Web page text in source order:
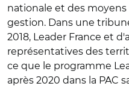
nationale et des
gestion. Dans une
2018, Leader France et
représentatives des
ce que le programme
après 2020 dans la PAC
© leaderfrance.fr / Tribune